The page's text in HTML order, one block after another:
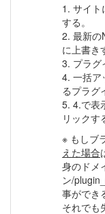
1. サイト
する。
2. 最新の
に上書き
3. プラグ
4. 一括ア
るプラグ
5. 4.で表
リックす
※ もしブ
えた場合
身のドメ
ン/
事ができ
それでも